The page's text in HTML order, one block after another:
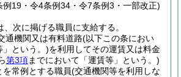
例19・令4条例34・令7条例3・一部改正)
、次に掲げる職員に支給する。
通機関又は有料道路(以下この条におい
」という。)を利用してその運賃又は料金
第3項までにおいて「運賃等」という。)
常例とする職員(交通機関等を利用しな